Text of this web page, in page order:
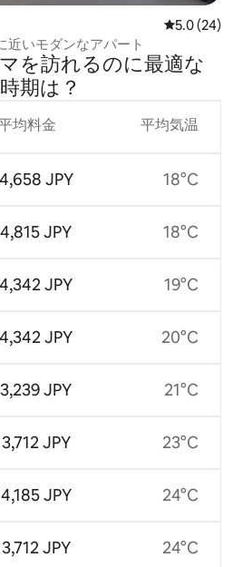
レビュー24
5.0 (24)
近いモダンなアパート
を訪⁠れ⁠るの⁠に最⁠適⁠な
時⁠期⁠は⁠？
均料金
JPY
JPY
JPY
JPY
JPY
JPY
JPY
JPY
平均気温
18°C
18°C
19°C
20°C
21°C
23°C
24°C
24°C